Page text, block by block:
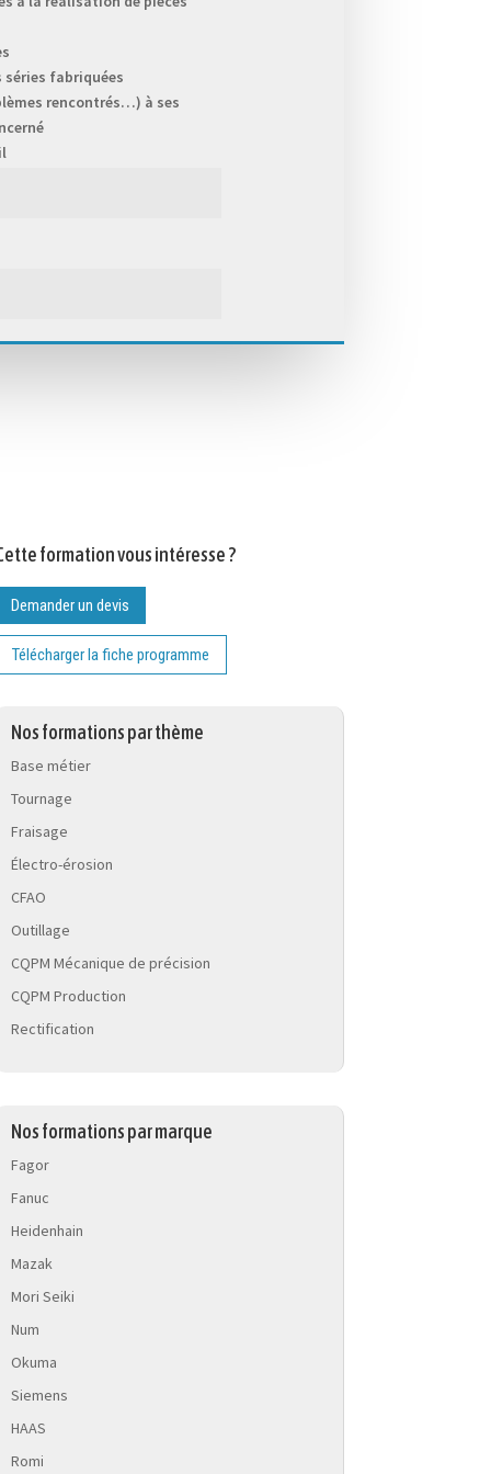
fabriquées
rencontrés…) à ses
formation vous intéresse ?
Demander un devis
Télécharger la fiche programme
Nos formations par thème
Base métier
Tournage
Fraisage
Électro-érosion
CFAO
Outillage
CQPM Mécanique de précision
CQPM Production
Rectification
Nos formations par marque
Fagor
Fanuc
Heidenhain
Mazak
Mori Seiki
Num
Okuma
Siemens
HAAS
Romi